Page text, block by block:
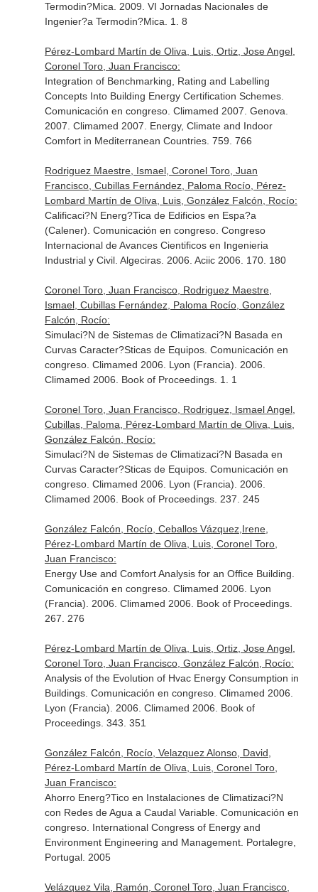
Termodin?Mica. 2009. VI Jornadas Nacionales de
Ingenier?a Termodin?Mica. 1. 8
Pérez-Lombard Martín de Oliva, Luis, Ortiz, Jose Angel,
Coronel Toro, Juan Francisco:
Integration of Benchmarking, Rating and Labelling
Concepts Into Building Energy Certification Schemes.
Comunicación en congreso. Climamed 2007. Genova.
2007. Climamed 2007. Energy, Climate and Indoor
Comfort in Mediterranean Countries. 759. 766
Rodriguez Maestre, Ismael, Coronel Toro, Juan
Francisco, Cubillas Fernández, Paloma Rocío, Pérez-
Lombard Martín de Oliva, Luis, González Falcón, Rocío:
Calificaci?N Energ?Tica de Edificios en Espa?a
(Calener). Comunicación en congreso. Congreso
Internacional de Avances Cientificos en Ingenieria
Industrial y Civil. Algeciras. 2006. Aciic 2006. 170. 180
Coronel Toro, Juan Francisco, Rodriguez Maestre,
Ismael, Cubillas Fernández, Paloma Rocío, González
Falcón, Rocío:
Simulaci?N de Sistemas de Climatizaci?N Basada en
Curvas Caracter?Sticas de Equipos. Comunicación en
congreso. Climamed 2006. Lyon (Francia). 2006.
Climamed 2006. Book of Proceedings. 1. 1
Coronel Toro, Juan Francisco, Rodriguez, Ismael Angel,
Cubillas, Paloma, Pérez-Lombard Martín de Oliva, Luis,
González Falcón, Rocío:
Simulaci?N de Sistemas de Climatizaci?N Basada en
Curvas Caracter?Sticas de Equipos. Comunicación en
congreso. Climamed 2006. Lyon (Francia). 2006.
Climamed 2006. Book of Proceedings. 237. 245
González Falcón, Rocío, Ceballos Vázquez,Irene,
Pérez-Lombard Martín de Oliva, Luis, Coronel Toro,
Juan Francisco:
Energy Use and Comfort Analysis for an Office Building.
Comunicación en congreso. Climamed 2006. Lyon
(Francia). 2006. Climamed 2006. Book of Proceedings.
267. 276
Pérez-Lombard Martín de Oliva, Luis, Ortiz, Jose Angel,
Coronel Toro, Juan Francisco, González Falcón, Rocío:
Analysis of the Evolution of Hvac Energy Consumption in
Buildings. Comunicación en congreso. Climamed 2006.
Lyon (Francia). 2006. Climamed 2006. Book of
Proceedings. 343. 351
González Falcón, Rocío, Velazquez Alonso, David,
Pérez-Lombard Martín de Oliva, Luis, Coronel Toro,
Juan Francisco:
Ahorro Energ?Tico en Instalaciones de Climatizaci?N
con Redes de Agua a Caudal Variable. Comunicación en
congreso. International Congress of Energy and
Environment Engineering and Management. Portalegre,
Portugal. 2005
Velázquez Vila, Ramón, Coronel Toro, Juan Francisco,